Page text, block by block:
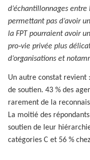
d’échantillonnages
permettant pas d’avoir
la FPT pourraient avoir
pro‑vie privée plus
d’organisations et
Un autre constat revient
de soutien. 43 % des
rarement de la
La moitié des
soutien de leur
catégories C et 56 %